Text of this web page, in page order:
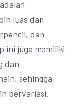
luas dan
dan
ini juga memiliki
dan
sehingga
bervariasi.